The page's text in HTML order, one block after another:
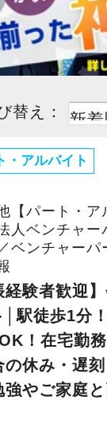
替え：
・アルバイト
【パート・ア
人ベンチャー
ベンチャーパ
経験者歓迎
│駅徒歩1分
！在宅勤
の休み・遅
やご家庭